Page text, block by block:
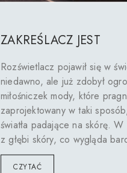
ZAKREŚLACZ JEST
Rozświetlacz pojawił się w
niedawno, ale już zdobył
miłośniczek mody, które
zaprojektowany w taki
światła padające na skórę.
z głębi skóry, co wygląda
CZYTAĆ